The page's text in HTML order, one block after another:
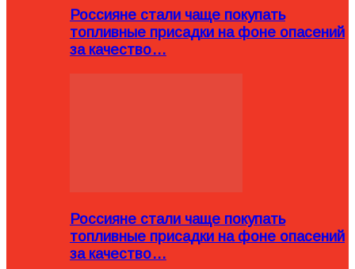
Россияне стали чаще покупать
топливные присадки на фоне опасений
за качество…
Россияне стали чаще покупать
топливные присадки на фоне опасений
за качество…